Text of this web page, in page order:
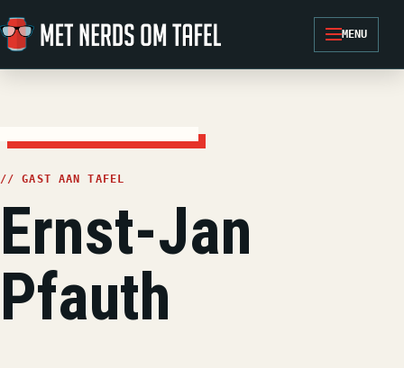
Ga naar de inhoud
MENU
// GAST AAN TAFEL
Ernst-Jan
Pfauth